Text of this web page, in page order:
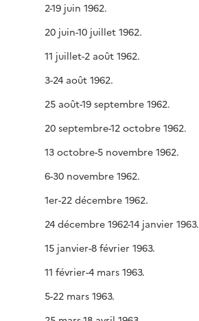
2-19 juin 1962.
20 juin-10 juillet 1962.
11 juillet-2 août 1962.
3-24 août 1962.
25 août-19 septembre 1962.
20 septembre-12 octobre 1962.
13 octobre-5 novembre 1962.
6-30 novembre 1962.
1er-22 décembre 1962.
24 décembre 1962-14 janvier 1963.
15 janvier-8 février 1963.
11 février-4 mars 1963.
5-22 mars 1963.